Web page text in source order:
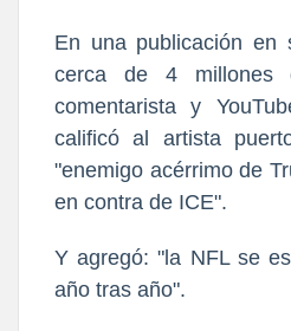
En una publicación
cerca de 4 millones
comentarista y
calificó al artista
"enemigo acérrimo de
en contra de ICE".
Y agregó: "la NFL se
año tras año".